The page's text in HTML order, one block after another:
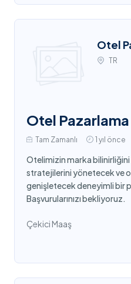
Otel
TR
Otel
Tam Zamanlı 1 yıl önce
Otelimizin marka
stratejilerini yönetecek ve
genişletecek deneyimli bir
Başvurularınızı bekliyoruz.
Çekici Maaş